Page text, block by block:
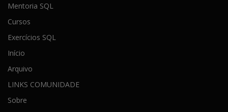
Mentoria SQL
Cursos
Exercícios SQL
Início
Arquivo
LINKS COMUNIDADE
Sobre